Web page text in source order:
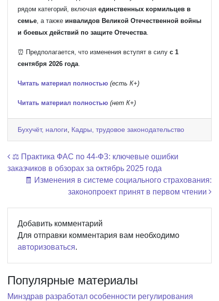
рядом категорий, включая единственных кормильцев в
семье , а также инвалидов Великой Отечественной войны
и боевых действий по защите Отечества
⏰ Предполагается, что изменения вступят в силу с 1
сентября 2026 года
Читать материал полностью (есть К+)
Читать материал полностью (нет К+)
Бухучёт, налоги Кадры, трудовое законодательство
Навигация по записям
⚖️ Практика ФАС по 44-ФЗ: ключевые ошибки
заказчиков в обзорах за октябрь 2025 года
🧾 Изменения в системе социального страхования:
законопроект принят в первом чтении
Добавить комментарий
Для отправки комментария вам необходимо
авторизоваться.
Популярные материалы
Минздрав разработал особенности регулирования